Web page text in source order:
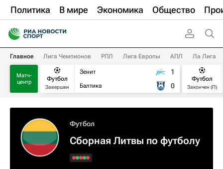
Политика В мире Экономика Общество
Главное Лига Чемпионов РПЛ Лига Европы АПЛ Ла Лига
Матч-
центр
Футбол
Завершен
Зенит
Балтика
1
0
Футбол
Закончен (П)
Футбол
Сборная Литвы по футболу